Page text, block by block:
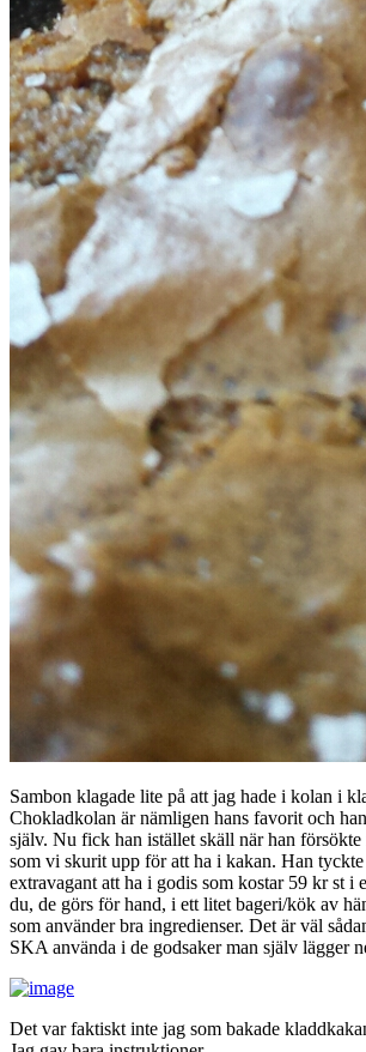
Sambon klagade lite på att jag hade i kolan i
Chokladkolan är nämligen hans favorit och
själv. Nu fick han istället skäll när han försökte
som vi skurit upp för att ha i kakan. Han
extravagant att ha i godis som kostar 59 kr st i
du, de görs för hand, i ett litet bageri/kök av
som använder bra ingredienser. Det är väl
SKA använda i de godsaker man själv lägger
Det var faktiskt inte jag som bakade